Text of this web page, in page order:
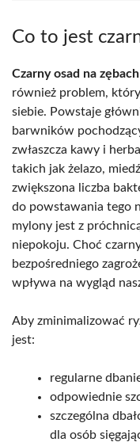
Co to jest
Czarny osad na zębach
również problem,
siebie. Powstaje
barwników
zwłaszcza kawy i
takich jak żelazo,
zwiększona liczba
do powstawania tego
mylony jest z
niepokoju. Choć
bezpośredniego
wpływa na wygląd
Aby zminimalizować
jest:
regularne
odpowiednie
szczególna
dla osób